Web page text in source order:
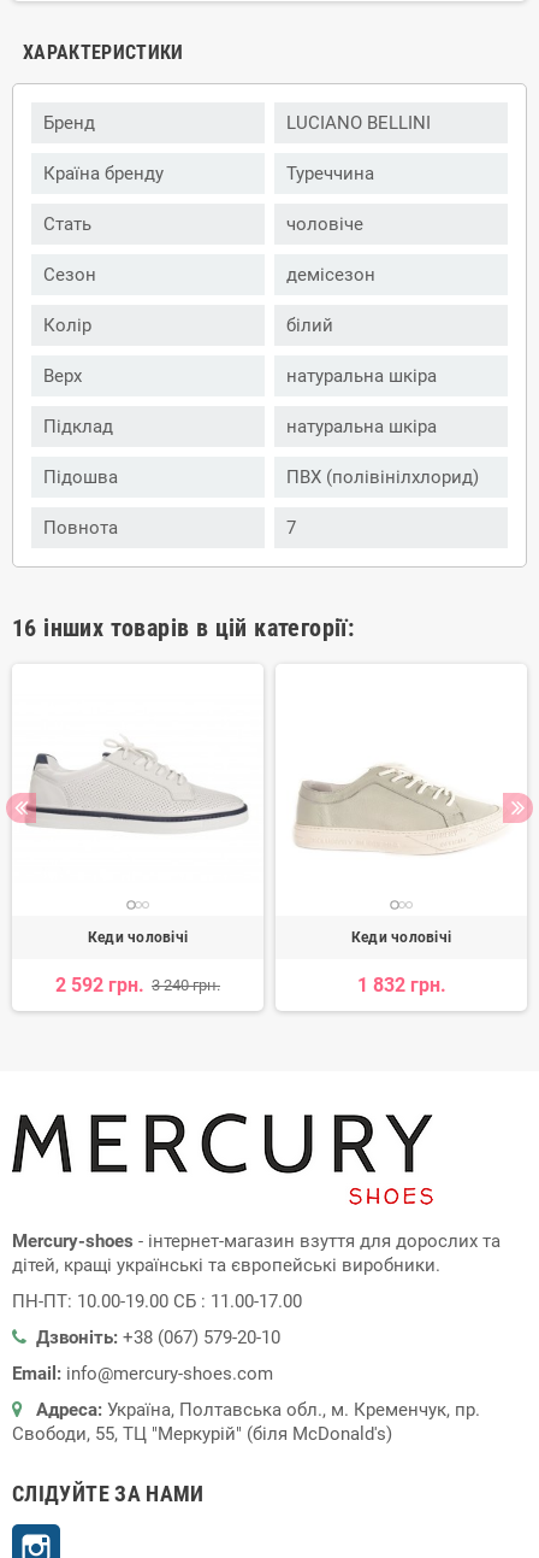
ХАРАКТЕРИСТИКИ
Бренд LUCIANO BELLINI
Країна бренду Туреччина
Стать чоловіче
Сезон демісезон
Колір білий
Верх натуральна шкіра
Підклад натуральна шкіра
Підошва ПВХ (полівінілхлорид)
Повнота 7
16 інших товарів в цій категорії:
Кеди чоловічі
2 592 грн. 3 240 грн.
Кеди чоловічі
1 832 грн.
Mercury-shoes - інтернет-магазин взуття для дорослих та
дітей, кращі українські та європейські виробники.
ПН-ПТ: 10.00-19.00 СБ : 11.00-17.00
Дзвоніть: +38 (067) 579-20-10
Email: info@mercury-shoes.com
Адреса: Україна, Полтавська обл., м. Кременчук, пр.
Свободи, 55, ТЦ "Меркурій" (біля McDonald's)
СЛІДУЙТЕ ЗА НАМИ